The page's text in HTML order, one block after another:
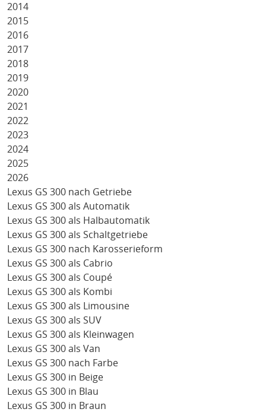
2014
2015
2016
2017
2018
2019
2020
2021
2022
2023
2024
2025
2026
Lexus GS 300 nach Getriebe
Lexus GS 300 als Automatik
Lexus GS 300 als Halbautomatik
Lexus GS 300 als Schaltgetriebe
Lexus GS 300 nach Karosserieform
Lexus GS 300 als Cabrio
Lexus GS 300 als Coupé
Lexus GS 300 als Kombi
Lexus GS 300 als Limousine
Lexus GS 300 als SUV
Lexus GS 300 als Kleinwagen
Lexus GS 300 als Van
Lexus GS 300 nach Farbe
Lexus GS 300 in Beige
Lexus GS 300 in Blau
Lexus GS 300 in Braun